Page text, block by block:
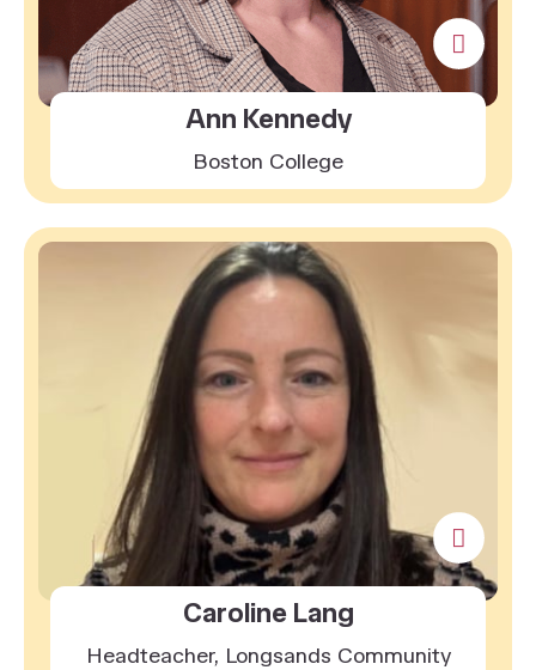
Ann Kennedy
Boston College
Caroline Lang
Headteacher, Longsands Community